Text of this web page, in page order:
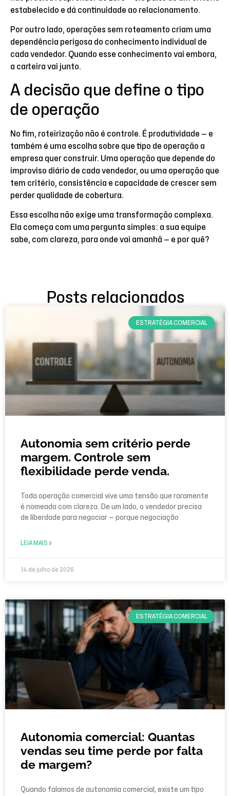
estabelecido e dá continuidade ao relacionamento.
Por outro lado, operações sem roteamento criam uma
dependência perigosa do conhecimento individual de
cada vendedor. Quando esse conhecimento vai embora,
a carteira vai junto.
A decisão que define o tipo
de operação
No fim, roteirização não é controle. É produtividade — e
também é uma escolha sobre que tipo de operação a
empresa quer construir. Uma operação que depende do
improviso diário de cada vendedor, ou uma operação que
tem critério, consistência e capacidade de crescer sem
perder qualidade de cobertura.
Essa escolha não exige uma transformação complexa.
Ela começa com uma pergunta simples: a sua equipe
sabe, com clareza, para onde vai amanhã — e por quê?
Posts relacionados
ESTRATÉGIA COMERCIAL
Autonomia sem critério perde
margem. Controle sem
flexibilidade perde venda.
Toda operação comercial vive uma tensão que raramente
é nomeada com clareza. De um lado, o vendedor precisa
de liberdade para negociar — porque negociação
LEIA MAIS »
14 de julho de 2026
ESTRATÉGIA COMERCIAL
Autonomia comercial: Quantas
vendas seu time perde por falta
de margem?
Quando falamos de autonomia comercial, existe um tipo